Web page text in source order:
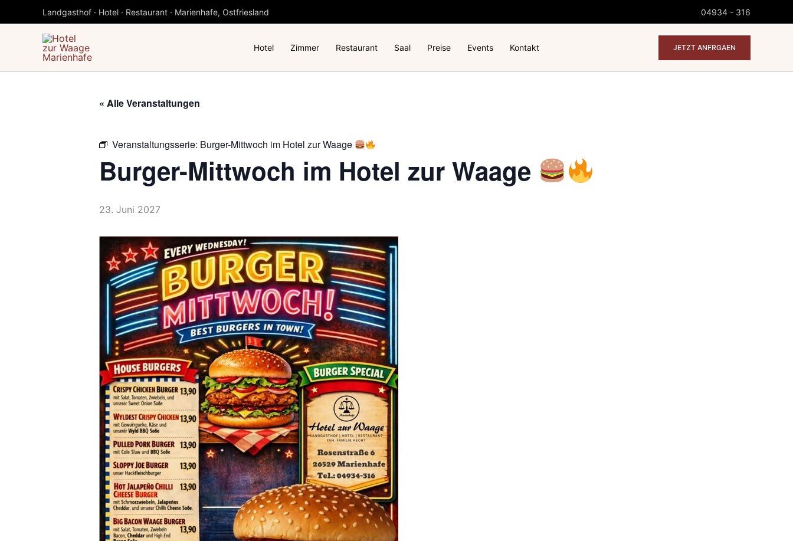
Inhalt
Landgasthof · Hotel · Restaurant · Marienhafe, Ostfriesland 04934 - 316
Hotel Zimmer Restaurant Saal Preise Events Kontakt JETZT ANFRGAEN
« Alle Veranstaltungen
Veranstaltungsserie: Burger-Mittwoch im Hotel zur Waage
Burger-Mittwoch im Hotel zur Waage
23. Juni 2027